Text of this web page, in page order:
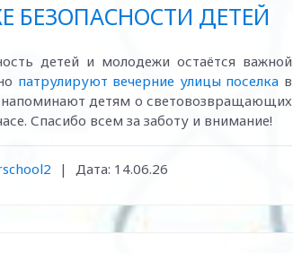
БЕЗОПАСНОСТИ ДЕТЕЙ
детей и молодежи остаётся важной
патрулируют вечерние улицы поселка в
напоминают детям о световозвращающих
Спасибо всем за заботу и внимание!
| Дата: 14.06.26